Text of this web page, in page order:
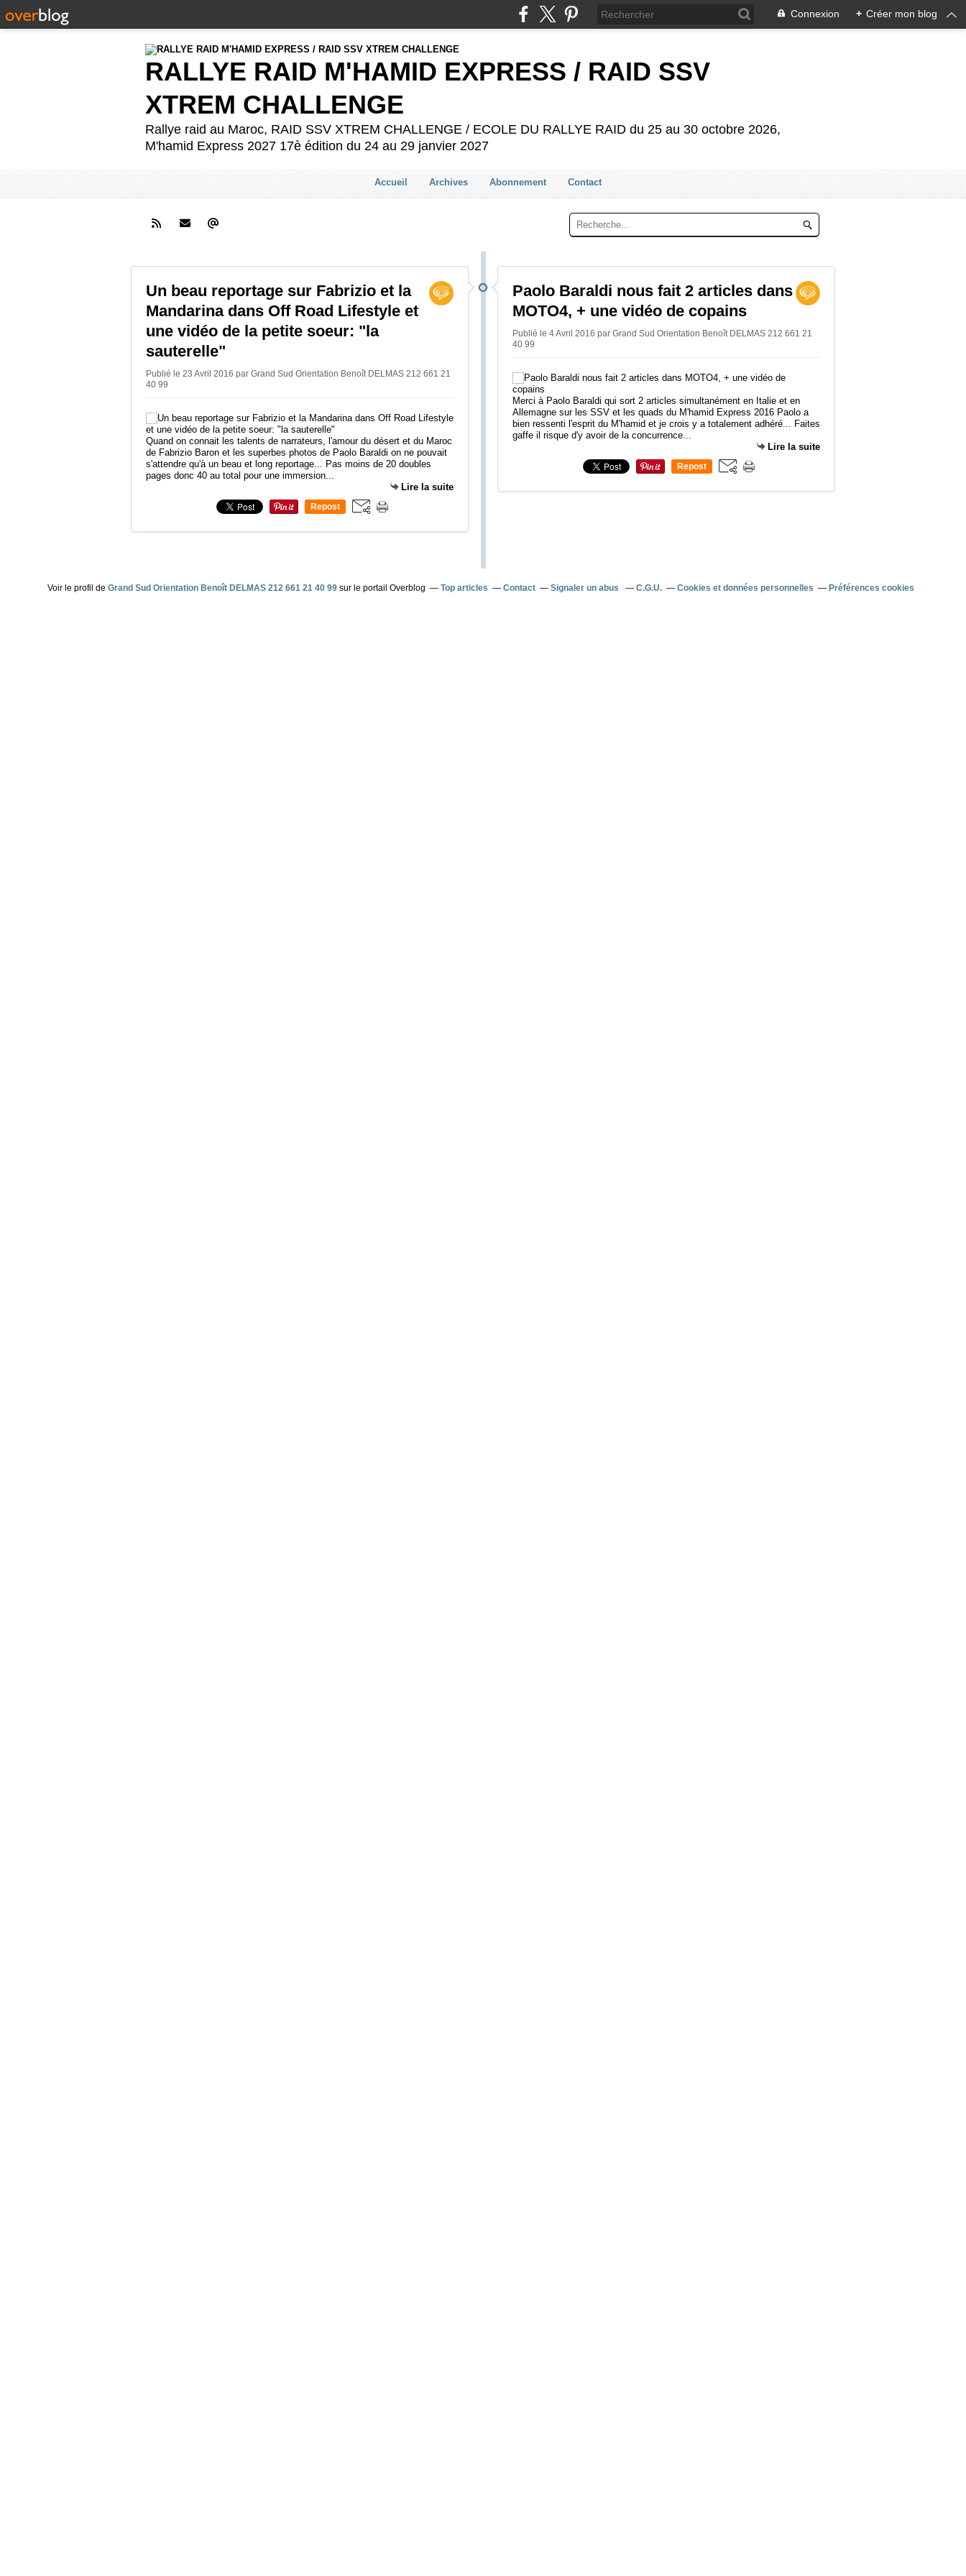
Connexion + Créer mon blog
RALLYE RAID M'HAMID EXPRESS / RAID SSV
XTREM CHALLENGE
Rallye raid au Maroc, RAID SSV XTREM CHALLENGE / ECOLE DU RALLYE RAID du 25 au 30 octobre 2026,
M'hamid Express 2027 17è édition du 24 au 29 janvier 2027
Accueil Archives Abonnement Contact
Un beau reportage sur Fabrizio et la
Mandarina dans Off Road Lifestyle et
une vidéo de la petite soeur: "la
sauterelle"
Publié le 23 Avril 2016 par Grand Sud Orientation Benoît DELMAS 212 661 21
40 99
Quand on connait les talents de narrateurs, l'amour du désert et du Maroc
de Fabrizio Baron et les superbes photos de Paolo Baraldi on ne pouvait
s'attendre qu'à un beau et long reportage... Pas moins de 20 doubles
pages donc 40 au total pour une immersion...
Lire la suite
Repost
Paolo Baraldi nous fait 2 articles dans
MOTO4, + une vidéo de copains
Publié le 4 Avril 2016 par Grand Sud Orientation Benoît DELMAS 212 661 21
40 99
Merci à Paolo Baraldi qui sort 2 articles simultanément en Italie et en
Allemagne sur les SSV et les quads du M'hamid Express 2016 Paolo a
bien ressenti l'esprit du M'hamid et je crois y a totalement adhéré... Faites
gaffe il risque d'y avoir de la concurrence...
Lire la suite
Repost
Voir le profil de Grand Sud Orientation Benoît DELMAS 212 661 21 40 99 sur le portail Overblog Top articles Contact Signaler un abus C.G.U. Cookies et données personnelles Préférences cookies